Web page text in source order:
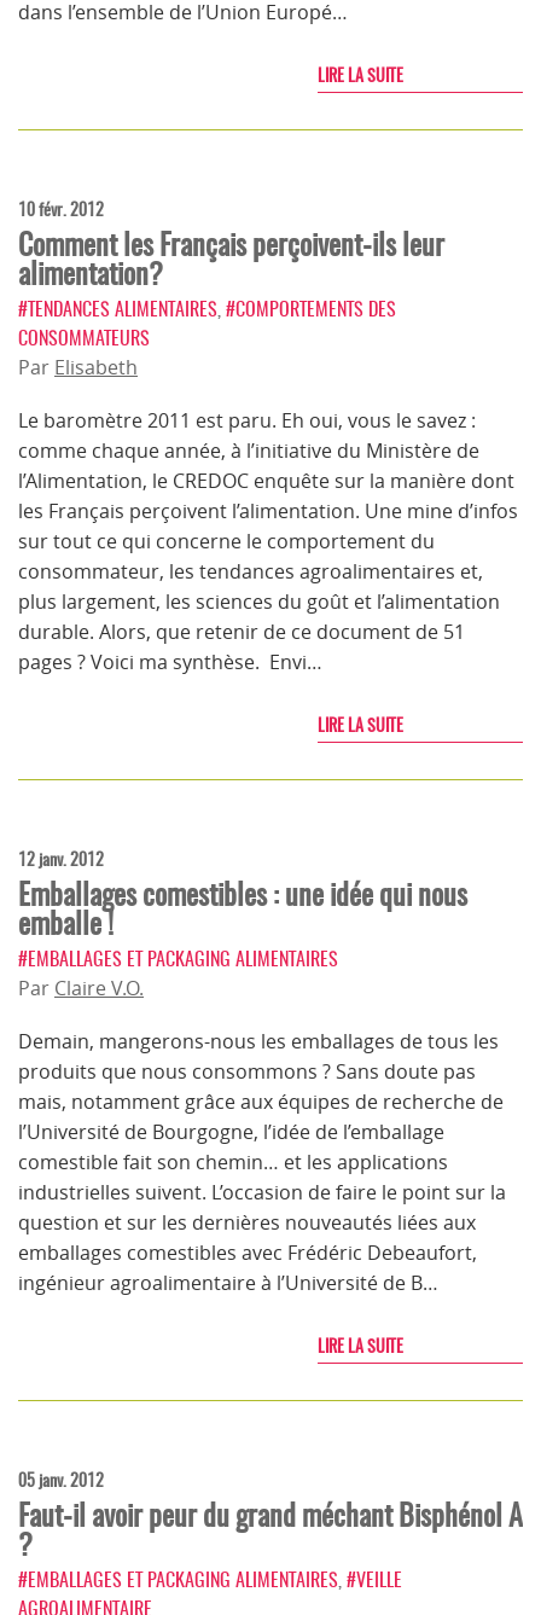
dans l’ensemble de l’Union Europé…
LIRE LA SUITE
10 févr. 2012
Comment les Français perçoivent-ils leur
alimentation?
#TENDANCES ALIMENTAIRES #COMPORTEMENTS DES
CONSOMMATEURS
Par Elisabeth
Le baromètre 2011 est paru. Eh oui, vous le savez :
comme chaque année, à l’initiative du Ministère de
l’Alimentation, le CREDOC enquête sur la manière dont
les Français perçoivent l’alimentation. Une mine d’infos
sur tout ce qui concerne le comportement du
consommateur, les tendances agroalimentaires et,
plus largement, les sciences du goût et l’alimentation
durable. Alors, que retenir de ce document de 51
pages ? Voici ma synthèse. Envi…
LIRE LA SUITE
12 janv. 2012
Emballages comestibles : une idée qui nous
emballe !
#EMBALLAGES ET PACKAGING ALIMENTAIRES
Par Claire V.O.
Demain, mangerons-nous les emballages de tous les
produits que nous consommons ? Sans doute pas
mais, notamment grâce aux équipes de recherche de
l’Université de Bourgogne, l’idée de l’emballage
comestible fait son chemin… et les applications
industrielles suivent. L’occasion de faire le point sur la
question et sur les dernières nouveautés liées aux
emballages comestibles avec Frédéric Debeaufort,
ingénieur agroalimentaire à l’Université de B…
LIRE LA SUITE
05 janv. 2012
Faut-il avoir peur du grand méchant Bisphénol A
?
#EMBALLAGES ET PACKAGING ALIMENTAIRES #VEILLE
AGROALIMENTAIRE